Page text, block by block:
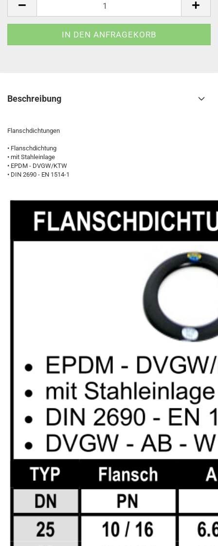
Beschreibung
Flanschdichtungen
• Flanschdichtung
• mit Stahleinlage
• EPDM - DVGW/KTW
• DIN 2690 - EN 1514-1